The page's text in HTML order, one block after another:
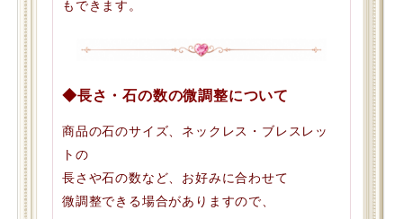
もできます。
◆長さ・石の数の微調整について
商品の石のサイズ、ネックレス・ブレスレッ
トの
長さや石の数など、お好みに合わせて
微調整できる場合がありますので、